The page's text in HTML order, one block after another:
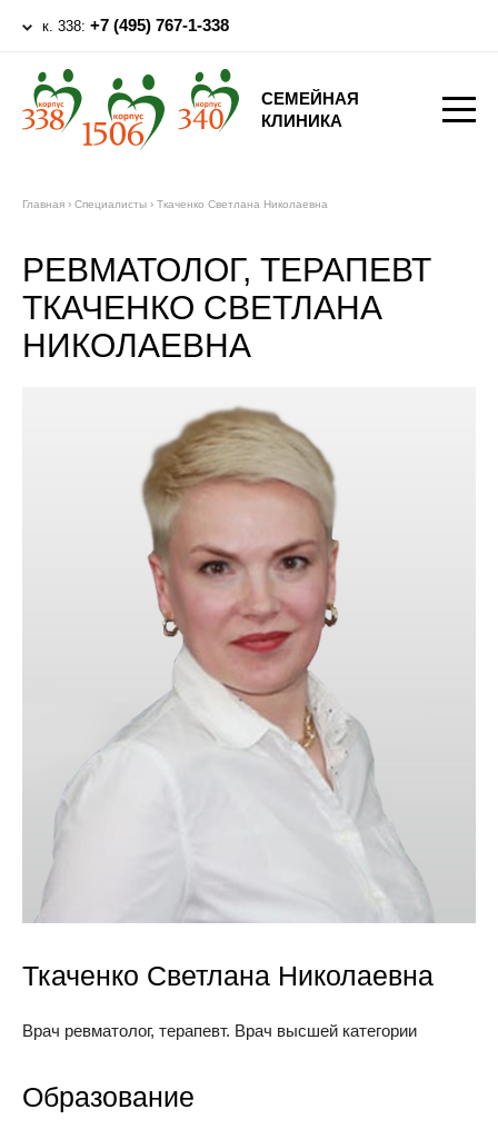
к. 338: +7 (495) 767-1-338
СЕМЕЙНАЯ
КЛИНИКА
Главная › Специалисты › Ткаченко Светлана Николаевна
РЕВМАТОЛОГ, ТЕРАПЕВТ
ТКАЧЕНКО СВЕТЛАНА
НИКОЛАЕВНА
Ткаченко Светлана Николаевна
Врач ревматолог, терапевт. Врач высшей категории
Образование